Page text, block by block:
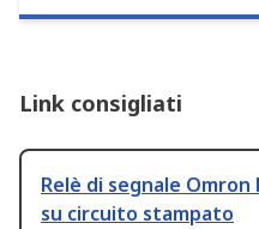
Link consigliati
Relè di segnale
su circuito stampato